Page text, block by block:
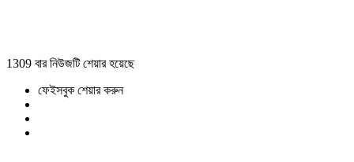
1309 বার নিউজটি শেয়ার হয়েছে
ফেইসবুক শেয়ার করুন